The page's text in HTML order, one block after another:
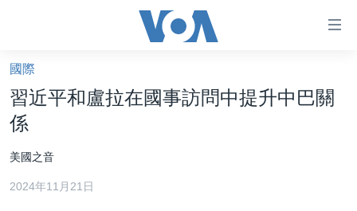
礙
鏈
接
轉
內
美國大選2024
國際
習近平和盧拉在國事訪問中提升中巴關
係
美國之音
2024年11月21日